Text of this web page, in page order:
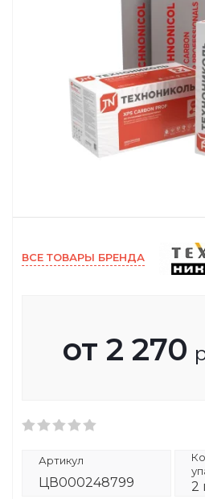
ВСЕ ТОВАРЫ БРЕНДА
от 2 270
Артикул
ЦВ000248799 2